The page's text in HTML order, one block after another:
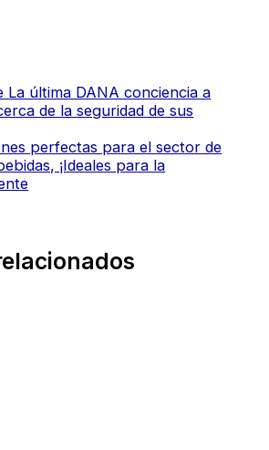
La última DANA conciencia a
de la seguridad de sus
perfectas para el sector de
¡Ideales para la